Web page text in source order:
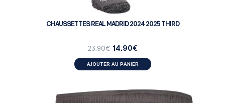
CHAUSSETTES REAL MADRID 2024 2025 THIRD
23.90€ 14.90€
AJOUTER AU PANIER